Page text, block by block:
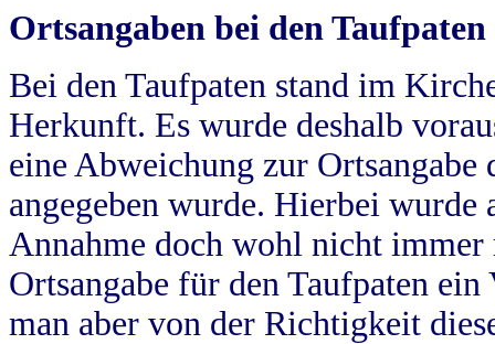
Ortsangaben bei den Taufpaten
Bei den Taufpaten stand im
Herkunft. Es wurde deshalb
eine Abweichung zur
angegeben wurde. Hierbei wurde
Annahme doch wohl nicht
Ortsangabe für den Taufpaten
man aber von der Richtigkeit